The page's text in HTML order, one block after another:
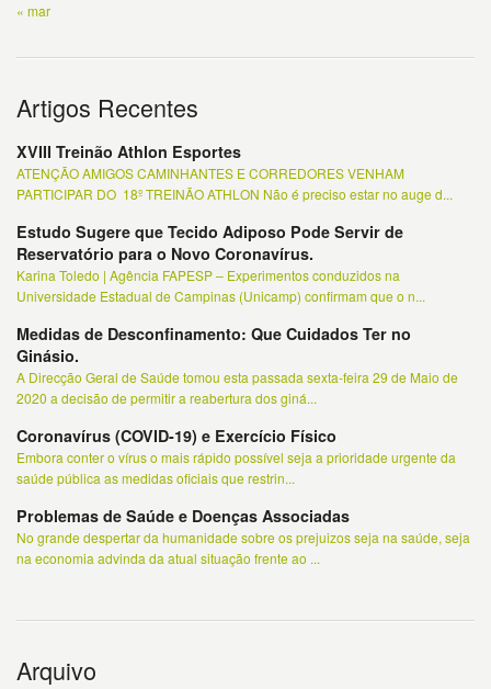
« mar
Artigos Recentes
XVIII Treinão Athlon Esportes
ATENÇÃO AMIGOS CAMINHANTES E CORREDORES VENHAM
PARTICIPAR DO 18º TREINÃO ATHLON Não é preciso estar no auge d...
Estudo Sugere que Tecido Adiposo Pode Servir de
Reservatório para o Novo Coronavírus.
Karina Toledo | Agência FAPESP – Experimentos conduzidos na
Universidade Estadual de Campinas (Unicamp) confirmam que o n...
Medidas de Desconfinamento: Que Cuidados Ter no
Ginásio.
A Direcção Geral de Saúde tomou esta passada sexta-feira 29 de Maio de
2020 a decisão de permitir a reabertura dos giná...
Coronavírus (COVID-19) e Exercício Físico
Embora conter o vírus o mais rápido possível seja a prioridade urgente da
saúde pública as medidas oficiais que restrin...
Problemas de Saúde e Doenças Associadas
No grande despertar da humanidade sobre os prejuizos seja na saúde, seja
na economia advinda da atual situação frente ao ...
Arquivo